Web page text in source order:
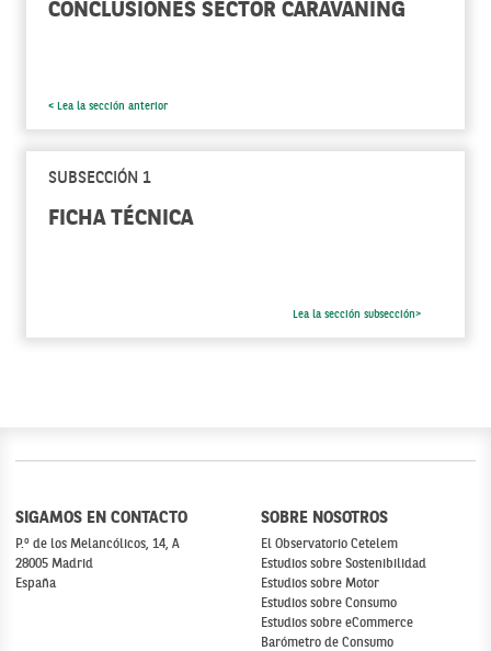
CONCLUSIONES SECTOR CARAVANING
< Lea la sección anterior
SUBSECCIÓN 1
FICHA TÉCNICA
Lea la sección subsección>
SIGAMOS EN CONTACTO
P.º de los Melancólicos, 14, A
28005 Madrid
España
SOBRE NOSOTROS
El Observatorio Cetelem
Estudios sobre Sostenibilidad
Estudios sobre Motor
Estudios sobre Consumo
Estudios sobre eCommerce
Barómetro de Consumo